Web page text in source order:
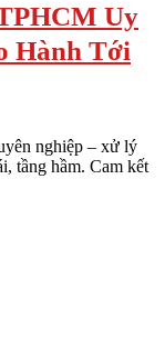
Uy
Hành Tới
nghiệp – xử lý
tầng hầm. Cam kết